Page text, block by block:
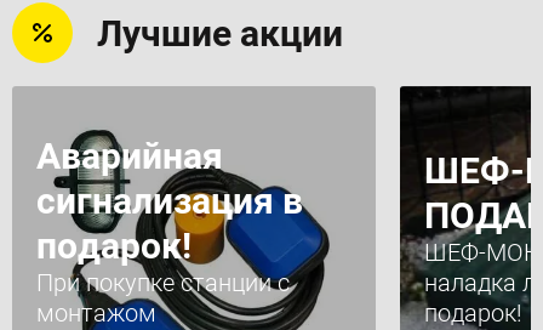
Лучшие акции
Аварийная
сигнализация в
подарок!
При покупке станции с
монтажом
ШЕФ-
ШЕФ-
наладка
подарок!